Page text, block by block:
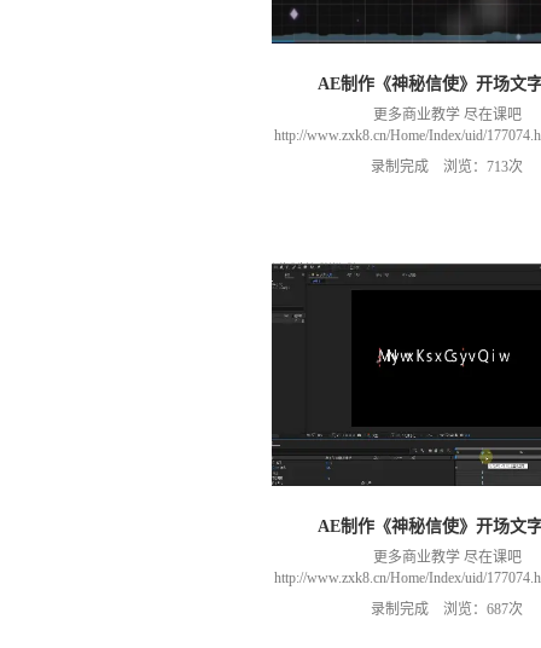
AE制作《神秘信使》开场文
更多商业教学 尽在课吧
http://www.zxk8.cn/Home/Index/uid/
以加群(课程所用素材和插件，均在
466106974 群里干货满满 可以加我们导
录制完成 浏览：713次
AE制作《神秘信使》开场文
更多商业教学 尽在课吧
http://www.zxk8.cn/Home/Index/uid/
以加群(课程所用素材和插件，均在
466106974 群里干货满满 可以加我们导
录制完成 浏览：687次